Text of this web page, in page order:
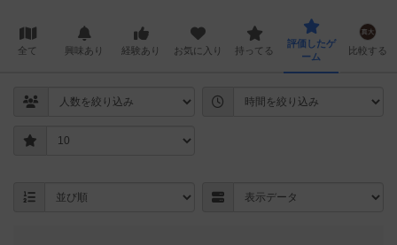
全て 興味あり 経験あり お気に入り 持ってる
評価したゲ
ーム
比較する